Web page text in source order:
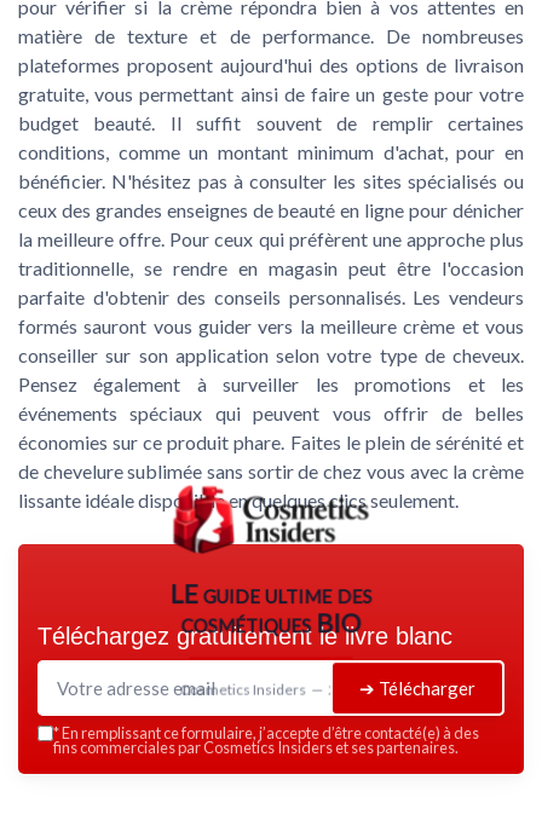
pour vérifier si la crème répondra bien à vos attentes en
matière de texture et de performance. De nombreuses
plateformes proposent aujourd'hui des options de livraison
gratuite, vous permettant ainsi de faire un geste pour votre
budget beauté. Il suffit souvent de remplir certaines
conditions, comme un montant minimum d'achat, pour en
bénéficier. N'hésitez pas à consulter les sites spécialisés ou
ceux des grandes enseignes de beauté en ligne pour dénicher
la meilleure offre. Pour ceux qui préfèrent une approche plus
traditionnelle, se rendre en magasin peut être l'occasion
parfaite d'obtenir des conseils personnalisés. Les vendeurs
formés sauront vous guider vers la meilleure crème et vous
conseiller sur son application selon votre type de cheveux.
Pensez également à surveiller les promotions et les
événements spéciaux qui peuvent vous offrir de belles
économies sur ce produit phare. Faites le plein de sérénité et
de chevelure sublimée sans sortir de chez vous avec la crème
lissante idéale disponible en quelques clics seulement.
LE guide ultime des
cosmétiques BIO
Cosmetics Insiders — 2026
Téléchargez gratuitement le livre blanc
➔ Télécharger
*En remplissant ce formulaire, j’accepte d’être contacté(e) à des
fins commerciales par Cosmetics Insiders et ses partenaires.